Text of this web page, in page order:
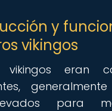
y
vikingos
eran
para